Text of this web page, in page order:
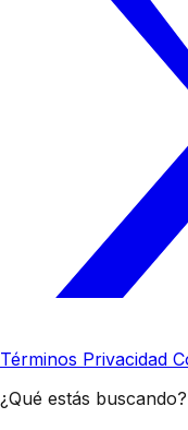
Términos Privacidad
¿Qué estás buscando?